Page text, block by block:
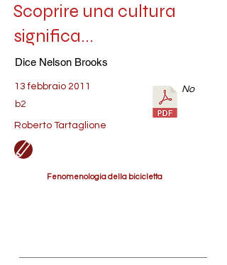
Scoprire una cultura
significa...
Dice Nelson Brooks
13 febbraio 2011
b2
Roberto Tartaglione
No
Fenomenologia della bicicletta